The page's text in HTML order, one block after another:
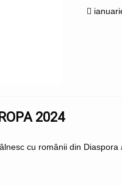
2024
cu românii din